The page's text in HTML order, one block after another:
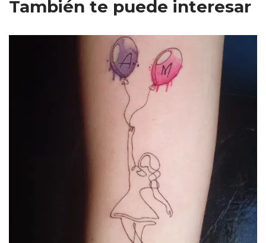
También te puede interesar